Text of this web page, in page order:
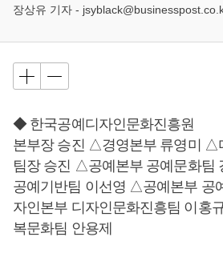
장상유 기자 -
◆ 한국공예디자인문화진흥원
본부장 승진 △경영본부 류영미 △
팀장 승진 △공예본부 공예문화팀
공예기반팀 이선영 △공예본부 공
자인본부 디자인문화진흥팀 이홍
복문화팀 안용제